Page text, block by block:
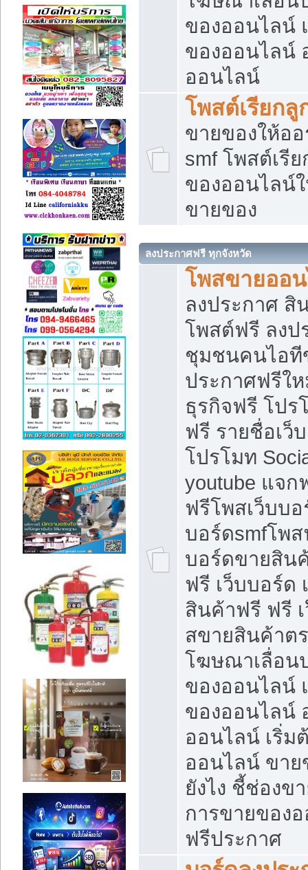
ของออนไลน์
ของออนไลน์
ออนไลน์
โพสต์เรียก
ขายของให้ออ
smf โพสต์เรี
ของออนไลน์
ขายของ
ลงประกาศฟรี ทุกจังหวัด
โพสขายออ
ลงประกาศ สิ
โพสต์ฟรี ลงป
ชุมชนคนไอที
ประกาศฟรีใ
ธุรกิจฟรี โป
ฟรี รายชื่อเว็
โปรโมท
youtube แจก
ฟรีโพสเว็บบอ
บอร์ดsmfโพ
บอร์ดขายสิน
ฟรี เว็บบอร์ด
สินค้าฟรี ฟรี
สขายสินค้าต
โฆษณาเลื่อน
ของออนไลน์
ของออนไลน์
ออนไลน์ เริ่ม
ออนไลน์ ขาย
ยังไง ชี้ช่องข
การขายของ
ฟรีประกาศ